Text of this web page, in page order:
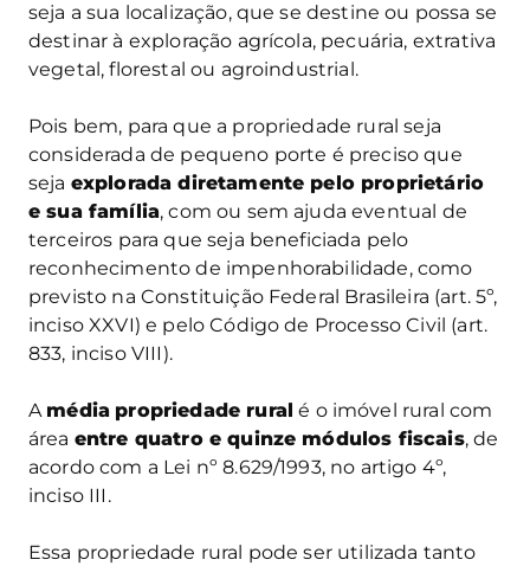
seja a sua localização, que se destine ou possa se
destinar à exploração agrícola, pecuária, extrativa
vegetal, florestal ou agroindustrial.
Pois bem, para que a propriedade rural seja
considerada de pequeno porte é preciso que
seja explorada diretamente pelo proprietário
e sua família, com ou sem ajuda eventual de
terceiros para que seja beneficiada pelo
reconhecimento de impenhorabilidade, como
previsto na Constituição Federal Brasileira (art. 5º,
inciso XXVI) e pelo Código de Processo Civil (art.
833, inciso VIII).
A média propriedade rural é o imóvel rural com
área entre quatro e quinze módulos fiscais, de
acordo com a Lei nº 8.629/1993, no artigo 4º,
inciso III.
Essa propriedade rural pode ser utilizada tanto